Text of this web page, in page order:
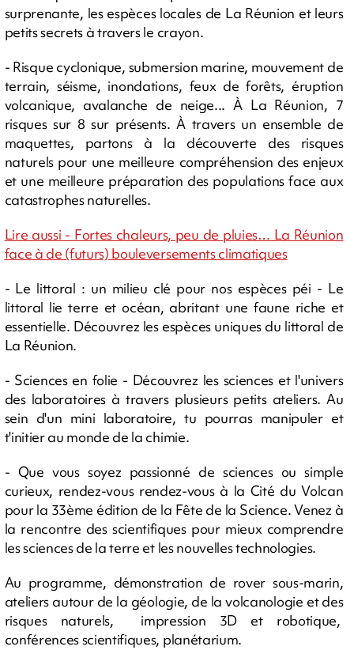
surprenante, les espèces locales de La Réunion et leurs
petits secrets à travers le crayon.
- Risque cyclonique, submersion marine, mouvement de
terrain, séisme, inondations, feux de forêts, éruption
volcanique, avalanche de neige... À La Réunion, 7
risques sur 8 sur présents. À travers un ensemble de
maquettes, partons à la découverte des risques
naturels pour une meilleure compréhension des enjeux
et une meilleure préparation des populations face aux
catastrophes naturelles.
Lire aussi - Fortes chaleurs, peu de pluies… La Réunion
face à de (futurs) bouleversements climatiques
- Le littoral : un milieu clé pour nos espèces péi - Le
littoral lie terre et océan, abritant une faune riche et
essentielle. Découvrez les espèces uniques du littoral de
La Réunion.
- Sciences en folie - Découvrez les sciences et l'univers
des laboratoires à travers plusieurs petits ateliers. Au
sein d'un mini laboratoire, tu pourras manipuler et
t'initier au monde de la chimie.
- Que vous soyez passionné de sciences ou simple
curieux, rendez-vous rendez-vous à la Cité du Volcan
pour la 33ème édition de la Fête de la Science. Venez à
la rencontre des scientifiques pour mieux comprendre
les sciences de la terre et les nouvelles technologies.
Au programme, démonstration de rover sous-marin,
ateliers autour de la géologie, de la volcanologie et des
risques naturels, impression 3D et robotique,
conférences scientifiques, planétarium.